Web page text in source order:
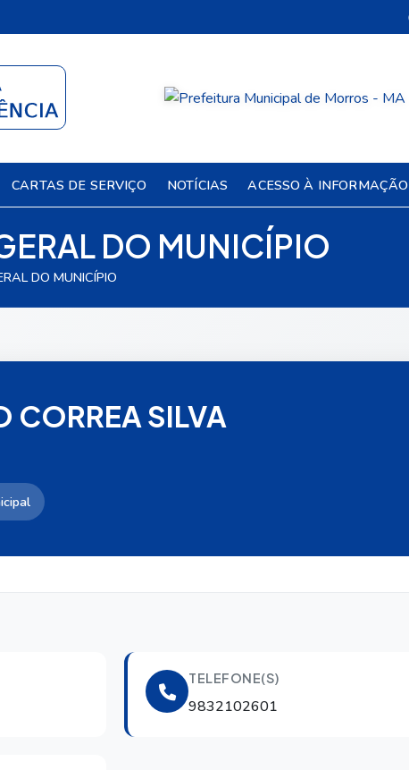
CARTAS DE SERVIÇO NOTÍCIAS ACESSO À INFORMAÇÃO
DO MUNICÍPIO
DO MUNICÍPIO
CORREA SILVA
TELEFONE(S)
9832102601